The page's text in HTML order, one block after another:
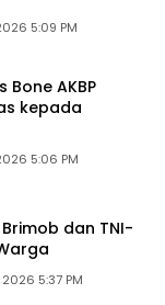
5:09 PM
Bone AKBP
kepada
5:06 PM
Brimob dan TNI-
5:37 PM